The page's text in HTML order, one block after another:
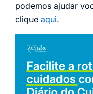
podemos ajudar
clique aqui.